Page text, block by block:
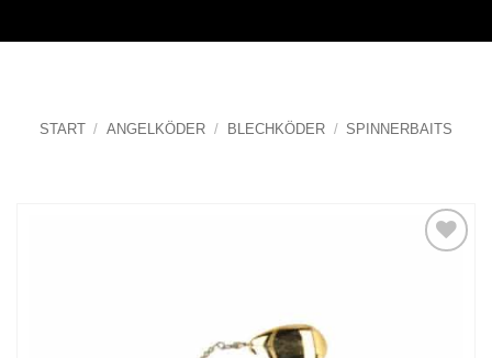
START / ANGELKÖDER / BLECHKÖDER / SPINNERBAITS